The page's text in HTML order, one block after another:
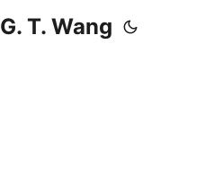
G. T. Wang